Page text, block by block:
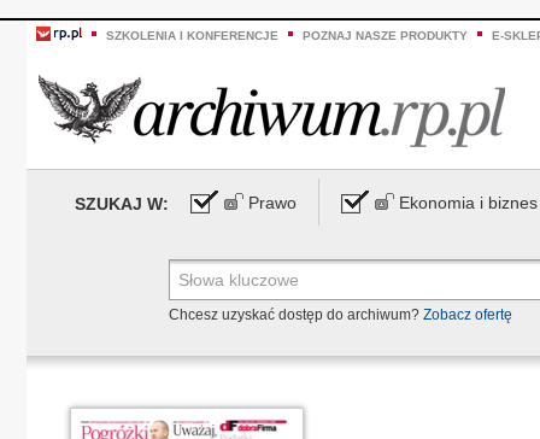
SZKOLENIA I KONFERENCJE POZNAJ NASZE PRODUKTY E-
SZUKAJ W: Prawo Ekonomia i biznes
Chcesz uzyskać dostęp do archiwum? Zobacz ofertę